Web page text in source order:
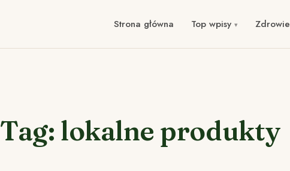
Strona główna Top wpisy Zdrowie
Tag: lokalne produkty